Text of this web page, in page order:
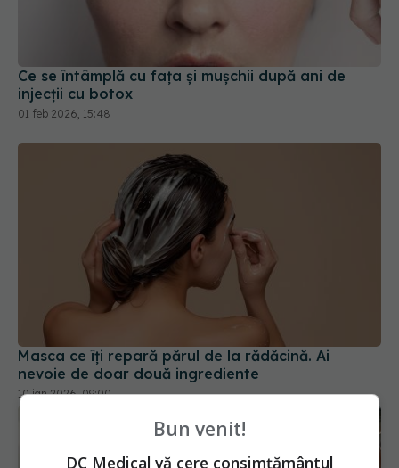
Ce se întâmplă cu fața și mușchii după ani de
01 feb 2026, 15:48
Masca ce îți repară părul de la rădăcină. Ai
nevoie de doar două ingrediente
10 ian 2026, 09:00
Bun venit!
DC Medical vă cere consimțământul